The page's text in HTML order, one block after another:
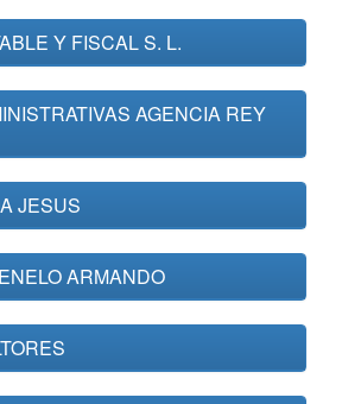
Y FISCAL S. L.
AGENCIA REY
JESUS
ARMANDO